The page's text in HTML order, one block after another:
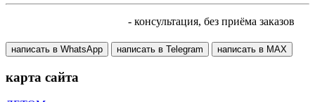
- консультация, без приёма заказов
написать в WhatsApp написать в Telegram написать в МАХ
карта сайта